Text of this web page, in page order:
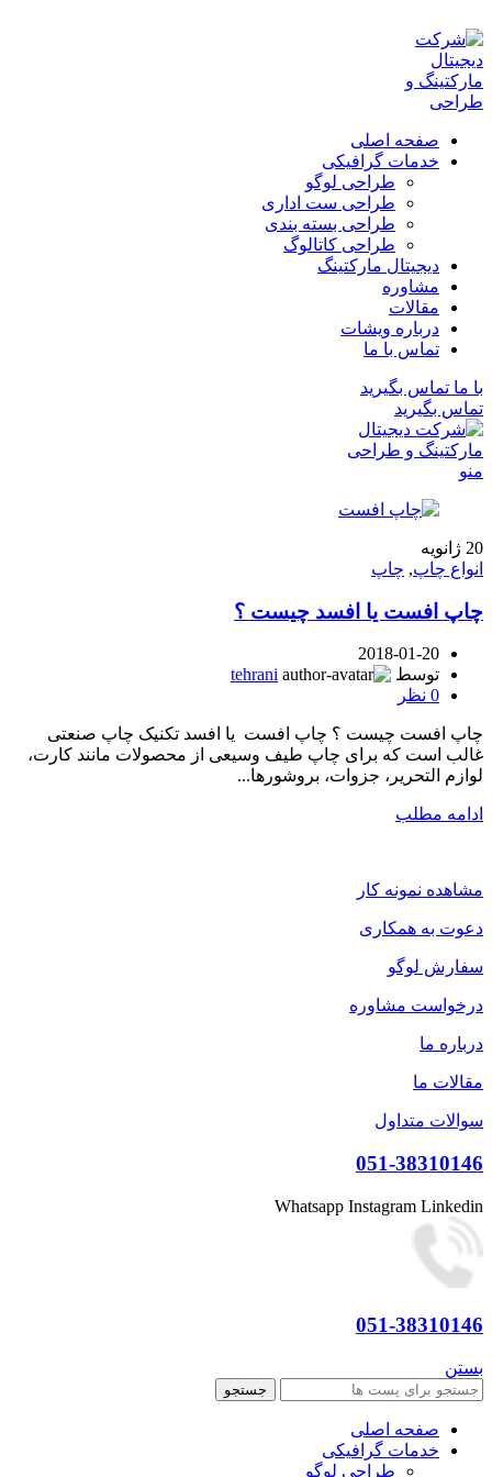
صفحه اصلی
خدمات گرافیکی
طراحی لوگو
طراحی ست اداری
طراحی بسته بندی
طراحی کاتالوگ
دیجیتال مارکتینگ
مشاوره
مقالات
درباره ویشات
تماس با ما
با ما تماس بگیرید
تماس بگیرید
منو
20 ژانویه
انواع چاپ, چاپ
چاپ افست یا افسد چیست ؟
2018-01-20
توسط
tehrani
0 نظر
چاپ افست چیست ؟ چاپ افست یا افسد تکنیک چاپ صنعتی
غالب است که برای چاپ طیف وسیعی از محصولات مانند کارت،
لوازم التحریر، جزوات، بروشورها...
ادامه مطلب
مشاهده نمونه کار
دعوت به همکاری
سفارش لوگو
درخواست مشاوره
درباره ما
مقالات ما
سوالات متداول
051-38310146
Whatsapp Instagram Linkedin
051-38310146
بستن
جستجو
صفحه اصلی
خدمات گرافیکی
طراحی لوگو